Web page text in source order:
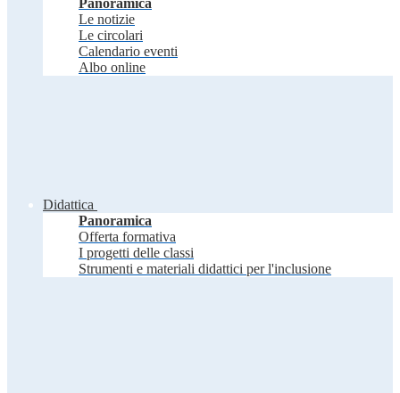
Panoramica
Le notizie
Le circolari
Calendario eventi
Albo online
Didattica
Panoramica
Offerta formativa
I progetti delle classi
Strumenti e materiali didattici per l'inclusione